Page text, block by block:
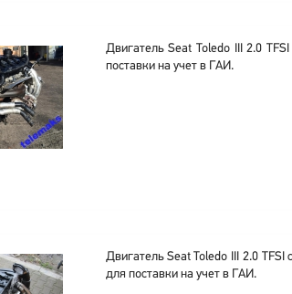
Двигатель Seat Toledo III 2.0
поставки на учет в ГАИ.
Двигатель Seat Toledo III 2.0
для поставки на учет в ГАИ.